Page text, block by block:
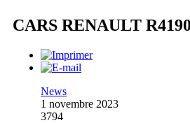
CARS RENAULT
News
1 novembre 2023
3794